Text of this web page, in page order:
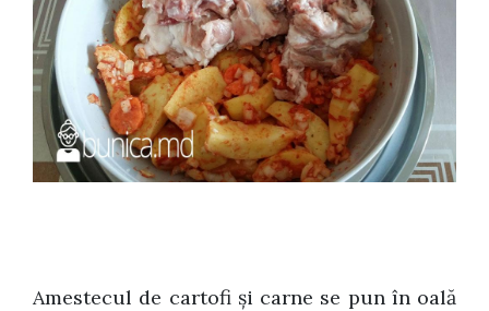
Amestecul de cartofi și carne se pun în oală